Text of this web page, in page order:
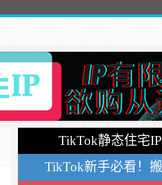
TikTok静态住宅
TikTok新手必看！